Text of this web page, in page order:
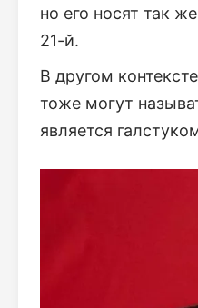
но его носят так
21-й.
В другом
тоже могут
является